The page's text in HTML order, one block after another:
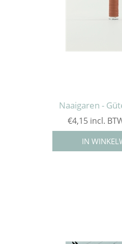
Naaigaren -
€4,15 incl.